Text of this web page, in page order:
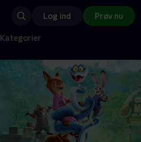
Log ind Prøv nu
Kategorier